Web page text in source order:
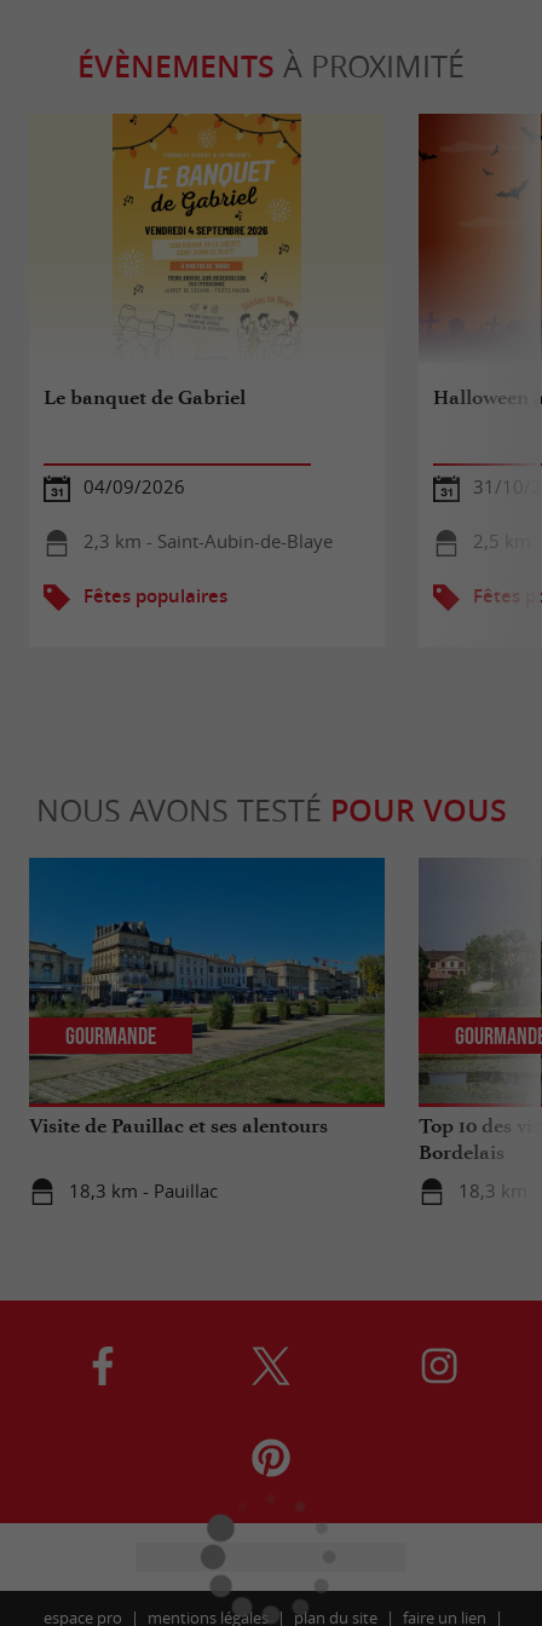
ÉVÈNEMENTS À PROXIMITÉ
Le banquet de Gabriel
04/09/2026
2,3 km - Saint-Aubin-de-Blaye
Fêtes populaires
Halloween
31/10/
2,5 km
Fêtes
NOUS AVONS TESTÉ POUR VOUS
Visite de Pauillac et ses alentours
18,3 km - Pauillac
Gourmande
Top 10 des
Bordelais
18,3 km
espace pro mentions légales plan du site faire un lien